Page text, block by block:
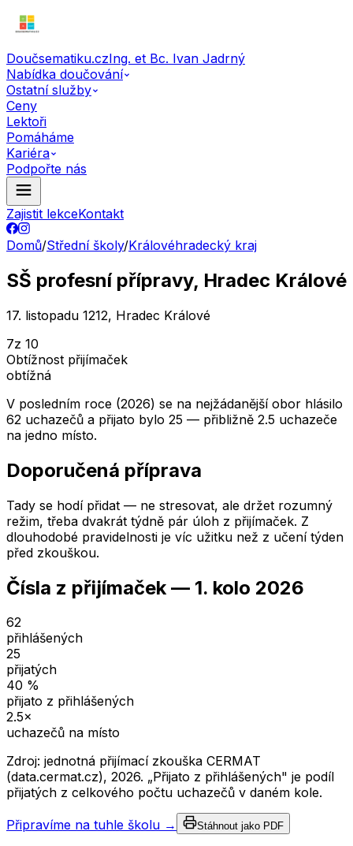
Doučsematiku.czIng. et Bc. Ivan Jadrný
Nabídka doučování
Ostatní služby
Ceny
Lektoři
Pomáháme
Kariéra
Podpořte nás
Zajistit lekceKontakt
Domů/Střední školy/Královéhradecký kraj
SŠ profesní přípravy, Hradec Králové
17. listopadu 1212, Hradec Králové
7z 10
Obtížnost přijímaček
obtížná
V posledním roce (2026) se na nejžádanější obor hlásilo
62 uchazečů a přijato bylo 25 — přibližně 2.5 uchazeče
na jedno místo.
Doporučená příprava
Tady se hodí přidat — ne stresovat, ale držet rozumný
režim, třeba dvakrát týdně pár úloh z přijímaček. Z
dlouhodobé pravidelnosti je víc užitku než z učení týden
před zkouškou.
Čísla z přijímaček — 1. kolo 2026
62
přihlášených
25
přijatých
40 %
přijato z přihlášených
2.5×
uchazečů na místo
Zdroj: jednotná přijímací zkouška CERMAT
(data.cermat.cz), 2026. „Přijato z přihlášených" je podíl
přijatých z celkového počtu uchazečů v daném kole.
Připravíme na tuhle školu → Stáhnout jako PDF